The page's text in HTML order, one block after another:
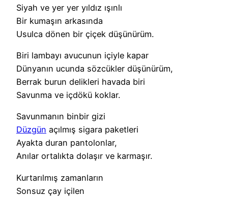
Siyah ve yer yer yıldız ışınlı
Bir kumaşın arkasında
Usulca dönen bir çiçek düşünürüm.
Biri lambayı avucunun içiyle kapar
Dünyanın ucunda sözcükler düşünürüm,
Berrak burun delikleri havada biri
Savunma ve içdökü koklar.
Savunmanın binbir gizi
Düzgün açılmış sigara paketleri
Ayakta duran pantolonlar,
Anılar ortalıkta dolaşır ve karmaşır.
Kurtarılmış zamanların
Sonsuz çay içilen